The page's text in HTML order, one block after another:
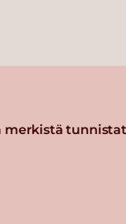
merkistä